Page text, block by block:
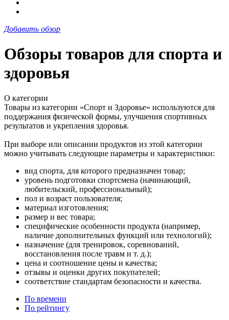
Добавить обзор
Обзоры товаров для спорта и
здоровья
О категории
Товары из категории «Спорт и Здоровье» используются для
поддержания физической формы, улучшения спортивных
результатов и укрепления здоровья.
При выборе или описании продуктов из этой категории
можно учитывать следующие параметры и характеристики:
вид спорта, для которого предназначен товар;
уровень подготовки спортсмена (начинающий,
любительский, профессиональный);
пол и возраст пользователя;
материал изготовления;
размер и вес товара;
специфические особенности продукта (например,
наличие дополнительных функций или технологий);
назначение (для тренировок, соревнований,
восстановления после травм и т. д.);
цена и соотношение цены и качества;
отзывы и оценки других покупателей;
соответствие стандартам безопасности и качества.
По времени
По рейтингу